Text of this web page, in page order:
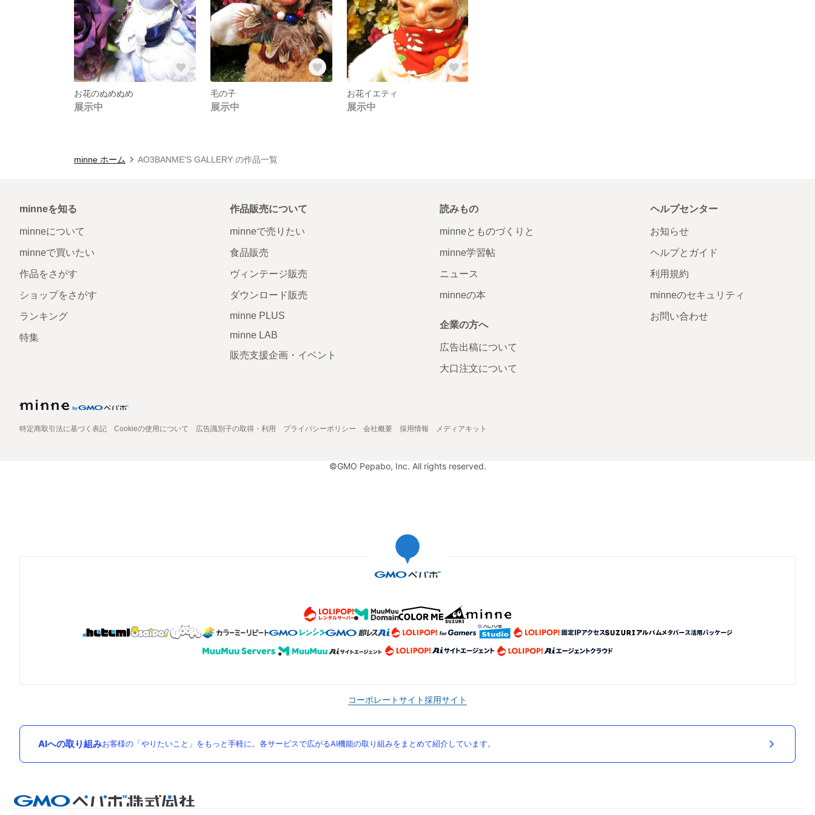
お花のぬめぬめ
展示中
毛の子
展示中
お花イエティ
展示中
minne ホーム AO3BANME'S GALLERY の作品一覧
minneを知る
minneについて
minneで買いたい
作品をさがす
ショップをさがす
ランキング
特集
作品販売について
minneで売りたい
食品販売
ヴィンテージ販売
ダウンロード販売
minne PLUS
minne LAB
販売支援企画・イベント
読みもの
minneとものづくりと
minne学習帖
ニュース
minneの本
企業の方へ
広告出稿について
大口注文について
ヘルプセンター
お知らせ
ヘルプとガイド
利用規約
minneのセキュリティ
お問い合わせ
特定商取引法に基づく表記 Cookieの使用について 広告識別子の取得・利用 プライバシーポリシー 会社概要 採用情報 メディアキット
©GMO Pepabo, Inc. All rights reserved.
コーポレートサイト採用サイト
AIへの取り組みお客様の「やりたいこと」をもっと手軽に。各サービスで広がるAI機能の取り組みをまとめて紹介しています。